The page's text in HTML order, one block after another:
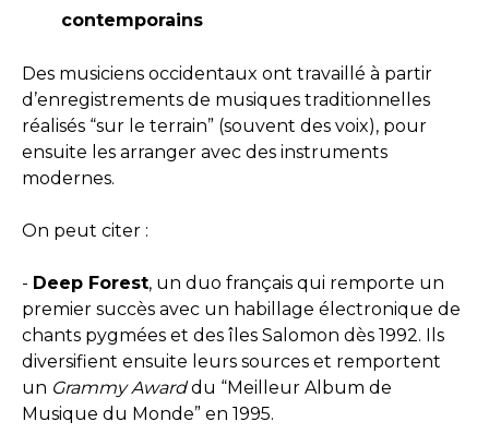
contemporains
Des musiciens occidentaux ont travaillé à partir
d’enregistrements de musiques traditionnelles
réalisés “sur le terrain” (souvent des voix), pour
ensuite les arranger avec des instruments
modernes.
On peut citer :
- Deep Forest, un duo français qui remporte un
premier succès avec un habillage électronique de
chants pygmées et des îles Salomon dès 1992. Ils
diversifient ensuite leurs sources et remportent
un Grammy Awarddu “Meilleur Album de
Musique du Monde” en 1995.